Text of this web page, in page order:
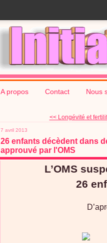
A propos Contact Nous
<< Longévité et
7 avril 2013
26 enfants décèdent dans
approuvé par l'OMS
L’OMS
26